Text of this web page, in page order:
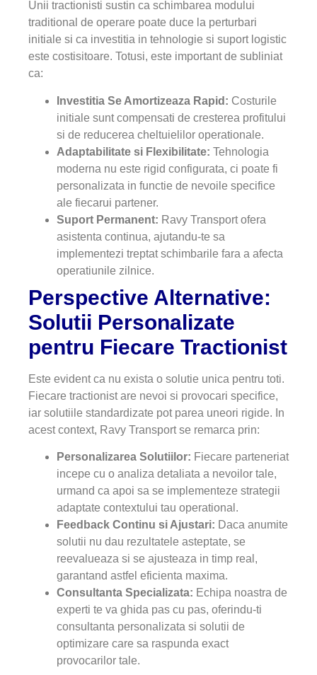
Unii tractionisti sustin ca schimbarea modului
traditional de operare poate duce la perturbari
initiale si ca investitia in tehnologie si suport logistic
este costisitoare. Totusi, este important de subliniat
ca:
Investitia Se Amortizeaza Rapid: Costurile
initiale sunt compensati de cresterea profitului
si de reducerea cheltuielilor operationale.
Adaptabilitate si Flexibilitate: Tehnologia
moderna nu este rigid configurata, ci poate fi
personalizata in functie de nevoile specifice
ale fiecarui partener.
Suport Permanent: Ravy Transport ofera
asistenta continua, ajutandu-te sa
implementezi treptat schimbarile fara a afecta
operatiunile zilnice.
Perspective Alternative:
Solutii Personalizate
pentru Fiecare Tractionist
Este evident ca nu exista o solutie unica pentru toti.
Fiecare tractionist are nevoi si provocari specifice,
iar solutiile standardizate pot parea uneori rigide. In
acest context, Ravy Transport se remarca prin:
Personalizarea Solutiilor: Fiecare parteneriat
incepe cu o analiza detaliata a nevoilor tale,
urmand ca apoi sa se implementeze strategii
adaptate contextului tau operational.
Feedback Continu si Ajustari: Daca anumite
solutii nu dau rezultatele asteptate, se
reevalueaza si se ajusteaza in timp real,
garantand astfel eficienta maxima.
Consultanta Specializata: Echipa noastra de
experti te va ghida pas cu pas, oferindu-ti
consultanta personalizata si solutii de
optimizare care sa raspunda exact
provocarilor tale.